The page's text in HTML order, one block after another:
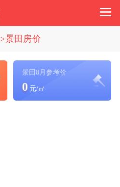
>景田房价
景田8月参考价
0 元/㎡